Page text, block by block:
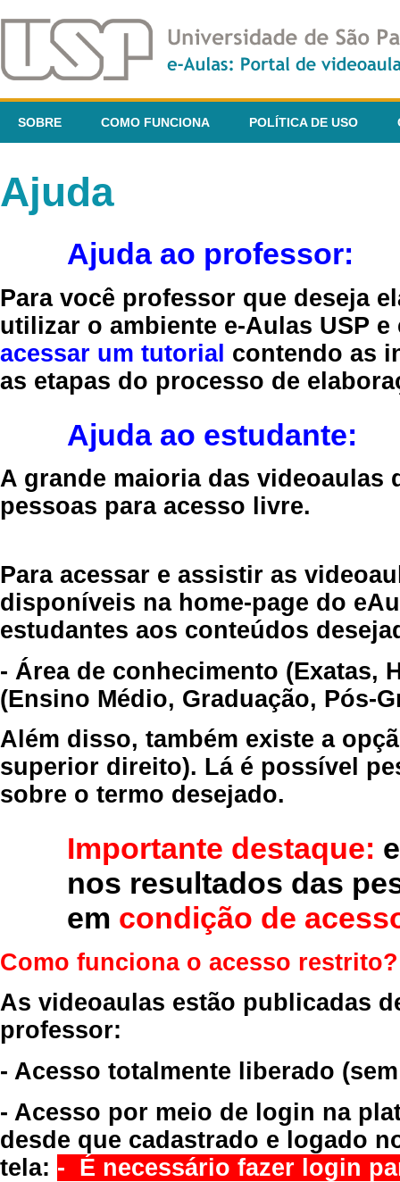
SOBRE COMO FUNCIONA POLÍTICA DE USO
Ajuda
Ajuda ao professor:
Para você professor que deseja
utilizar o ambiente e-Aulas USP
acessar um tutorial contendo as
as etapas do processo de
Ajuda ao estudante:
A grande maioria das videoaulas
pessoas para acesso livre.
Para acessar e assistir as
disponíveis na home-page do
estudantes aos conteúdos
- Área de conhecimento (Exatas,
(Ensino Médio, Graduação, Pós-
Além disso, também existe a
superior direito). Lá é possível
sobre o termo desejado.
Importante destaque:
nos resultados das
em condição de
Como funciona o acesso restrito?
As videoaulas estão publicadas
professor:
- Acesso totalmente liberado
- Acesso por meio de login na
desde que cadastrado e logado
tela: - É necessário fazer login